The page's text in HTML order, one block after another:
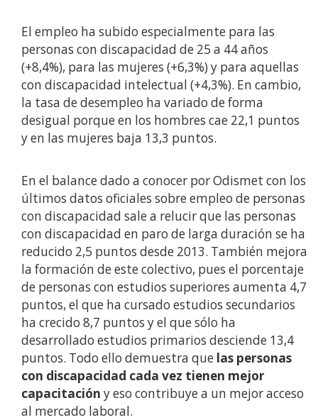
El empleo ha subido especialmente para las
personas con discapacidad de 25 a 44 años
(+8,4%), para las mujeres (+6,3%) y para aquellas
con discapacidad intelectual (+4,3%). En cambio,
la tasa de desempleo ha variado de forma
desigual porque en los hombres cae 22,1 puntos
y en las mujeres baja 13,3 puntos.
En el balance dado a conocer por Odismet con los
últimos datos oficiales sobre empleo de personas
con discapacidad sale a relucir que las personas
con discapacidad en paro de larga duración se ha
reducido 2,5 puntos desde 2013. También mejora
la formación de este colectivo, pues el porcentaje
de personas con estudios superiores aumenta 4,7
puntos, el que ha cursado estudios secundarios
ha crecido 8,7 puntos y el que sólo ha
desarrollado estudios primarios desciende 13,4
puntos. Todo ello demuestra que las personas
con discapacidad cada vez tienen mejor
capacitación y eso contribuye a un mejor acceso
al mercado laboral.